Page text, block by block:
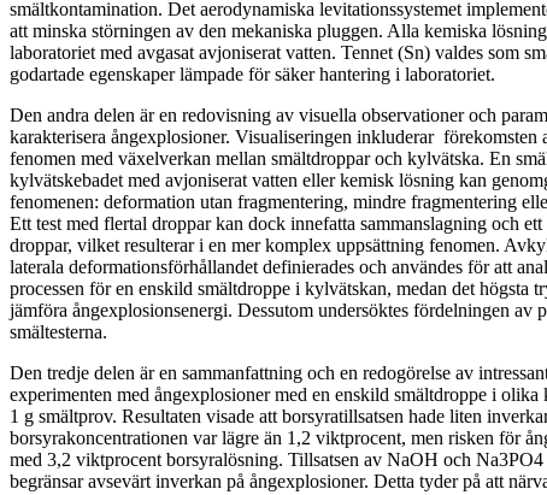
smältkontamination. Det aerodynamiska levitationssystemet
att minska störningen av den mekaniska pluggen. Alla kemiska
laboratoriet med avgasat avjoniserat vatten. Tennet (Sn) valdes som
godartade egenskaper lämpade för säker hantering i laboratoriet.
Den andra delen är en redovisning av visuella observationer och
karakterisera ångexplosioner. Visualiseringen inkluderar förekomsten
fenomen med växelverkan mellan smältdroppar och kylvätska. En
kylvätskebadet med avjoniserat vatten eller kemisk lösning kan
fenomenen: deformation utan fragmentering, mindre fragmentering
Ett test med flertal droppar kan dock innefatta sammanslagning och
droppar, vilket resulterar i en mer komplex uppsättning fenomen.
laterala deformationsförhållandet definierades och användes för att
processen för en enskild smältdroppe i kylvätskan, medan det högsta
jämföra ångexplosionsenergi. Dessutom undersöktes fördelningen av
smältesterna.
Den tredje delen är en sammanfattning och en redogörelse av
experimenten med ångexplosioner med en enskild smältdroppe i olika
1 g smältprov. Resultaten visade att borsyratillsatsen hade liten
borsyrakoncentrationen var lägre än 1,2 viktprocent, men risken för
med 3,2 viktprocent borsyralösning. Tillsatsen av NaOH och
begränsar avsevärt inverkan på ångexplosioner. Detta tyder på att